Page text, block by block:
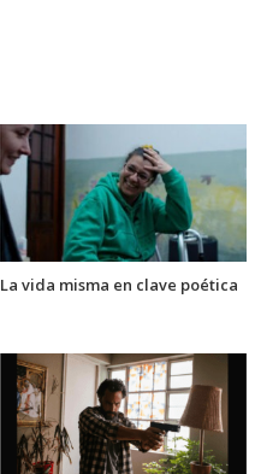
La vida misma en clave poética